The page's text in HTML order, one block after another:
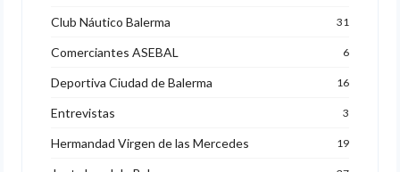
Club Náutico Balerma 31
Comerciantes ASEBAL 6
Deportiva Ciudad de Balerma 16
Entrevistas 3
Hermandad Virgen de las Mercedes 19